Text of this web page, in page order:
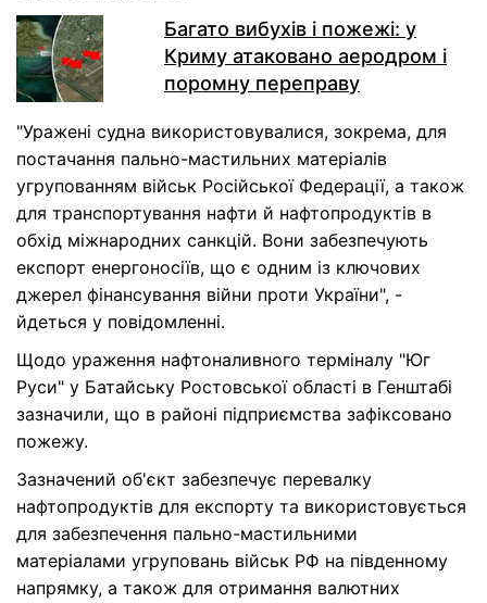
Багато вибухів і пожежі: у
Криму атаковано аеродром і
поромну переправу
"Уражені судна використовувалися, зокрема, для
постачання пально-мастильних матеріалів
угрупованням військ Російської Федерації, а також
для транспортування нафти й нафтопродуктів в
обхід міжнародних санкцій. Вони забезпечують
експорт енергоносіїв, що є одним із ключових
джерел фінансування війни проти України", -
йдеться у повідомленні.
Щодо ураження нафтоналивного терміналу "Юг
Руси" у Батайську Ростовської області в Генштабі
зазначили, що в районі підприємства зафіксовано
пожежу.
Зазначений об'єкт забезпечує перевалку
нафтопродуктів для експорту та використовується
для забезпечення пально-мастильними
матеріалами угруповань військ РФ на південному
напрямку, а також для отримання валютних